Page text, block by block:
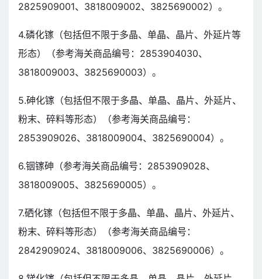
2825909001、3818009002、3825690002）。
4.磷化镓（包括但不限于多晶、单晶、晶片、外延片等
形态）（参考海关商品编号：2853904030、
3818009003、3825690003）。
5.砷化镓（包括但不限于多晶、单晶、晶片、外延片、
粉末、碎料等形态）（参考海关商品编号：
2853909026、3818009004、3825690004）。
6.铟镓砷（参考海关商品编号：2853909028、
3818009005、3825690005）。
7.硒化镓（包括但不限于多晶、单晶、晶片、外延片、
粉末、碎料等形态）（参考海关商品编号：
2842909024、3818009006、3825690006）。